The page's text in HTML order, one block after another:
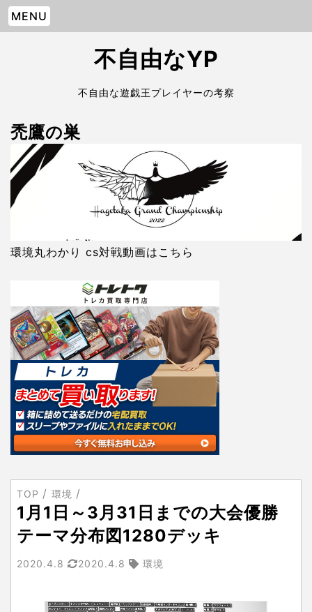
MENU
不自由なYP
不自由な遊戯王プレイヤーの考察
禿鷹の巣
環境丸わかり cs対戦動画はこちら
TOP 環境
1月1日～3月31日までの大会優勝
テーマ分布図1280デッキ
2020.4.8 2020.4.8 環境